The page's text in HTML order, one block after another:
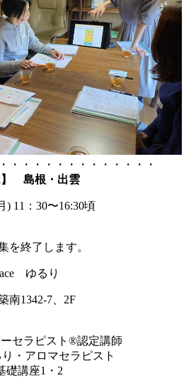
・・・・・・・・・・・・・
】 島根・出雲
) 11：30〜16:30頃
を終了します。
ゆるり
南1342-7、2F
セラピスト®認定講師
・アロマセラピスト
礎講座1・2